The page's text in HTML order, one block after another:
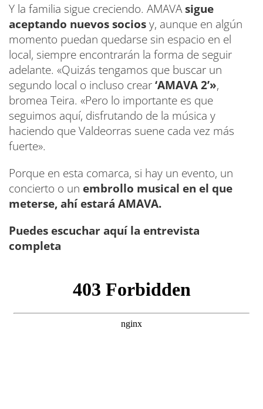
Y la familia sigue creciendo. AMAVAsigue
aceptando nuevos sociosy, aunque en algún
momento puedan quedarse sin espacio en el
local, siempre encontrarán la forma de seguir
adelante. «Quizás tengamos que buscar un
segundo local o incluso crear‘AMAVA 2’»,
bromea Teira. «Pero lo importante es que
seguimos aquí, disfrutando de la música y
haciendo que Valdeorras suene cada vez más
fuerte».
Porque en esta comarca, si hay un evento, un
concierto o un embrollo musical en el que
meterse, ahí estará AMAVA.
Puedes escuchar aquí la entrevista
completa